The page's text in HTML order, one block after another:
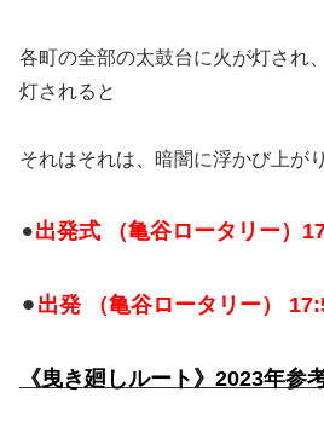
各町の全部の太鼓台に火が灯され
灯されると
それはそれは、暗闇に浮かび上が
⚫︎出発式 （亀谷ロータリー）
⚫︎ 出発 （亀谷ロータリー）
《曳き廻しルート》2023年参